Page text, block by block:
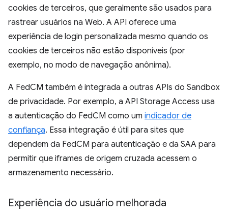
cookies de terceiros, que geralmente são usados para
rastrear usuários na Web. A API oferece uma
experiência de login personalizada mesmo quando os
cookies de terceiros não estão disponíveis (por
exemplo, no modo de navegação anônima).
A FedCM também é integrada a outras APIs do Sandbox
de privacidade. Por exemplo, a API Storage Access usa
a autenticação do FedCM como um indicador de
confiança. Essa integração é útil para sites que
dependem da FedCM para autenticação e da SAA para
permitir que iframes de origem cruzada acessem o
armazenamento necessário.
Experiência do usuário melhorada